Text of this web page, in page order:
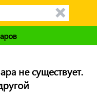
не существует.